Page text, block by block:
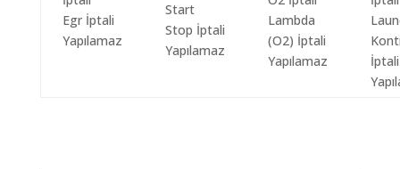
Egr İptali
Yapılamaz
Start
Stop İptali
Yapılamaz
Lambda
(O2) İptali
Yapılamaz
İptali